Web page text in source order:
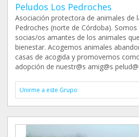
Peludos Los Pedroches
Asociación protectora de animales de
Pedroches (norte de Córdoba).
socias/os amantes de los animales
bienestar. Acogemos animales
casas de acogida y promovemos
adopción de nuestr@s amig@s
Unirme a este Grupo